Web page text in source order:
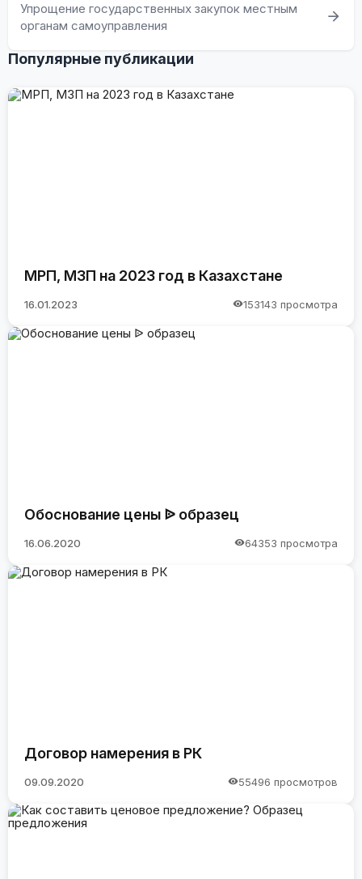
Упрощение государственных закупок местным
органам самоуправления
Популярные публикации
МРП, МЗП на 2023 год в Казахстане
16.01.2023 153143 просмотра
Обоснование цены ᐉ образец
16.06.2020 64353 просмотра
Договор намерения в РК
09.09.2020 55496 просмотров